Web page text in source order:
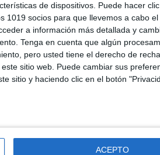
de dispositivos. Puede hacer
1019 socios para que llevemos a cabo
a información más detallada y
Tenga en cuenta que algún
pero usted tiene el derecho de
sitio web. Puede cambiar sus
sitio y haciendo clic en el botón
ACEPTO